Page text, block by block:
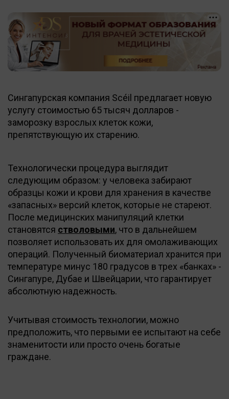
Сингапурская компания Scéil предлагает новую
услугу стоимостью 65 тысяч долларов -
заморозку взрослых клеток кожи,
препятствующую их старению.
Технологически процедура выглядит
следующим образом: у человека забирают
образцы кожи и крови для хранения в качестве
«запасных» версий клеток, которые не стареют.
После медицинских манипуляций клетки
становятся стволовыми, что в дальнейшем
позволяет использовать их для омолаживающих
операций. Полученный биоматериал хранится при
температуре минус 180 градусов в трех «банках» -
Сингапуре, Дубае и Швейцарии, что гарантирует
абсолютную надежность.
Учитывая стоимость технологии, можно
предположить, что первыми ее испытают на себе
знаменитости или просто очень богатые
граждане.